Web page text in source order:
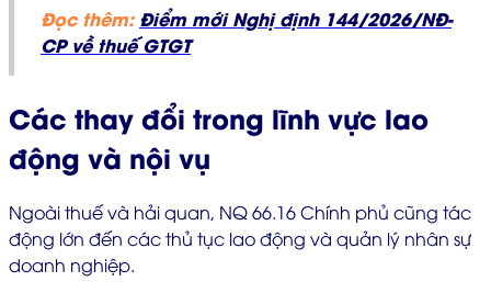
Đọc thêm: Điểm mới Nghị định 144/2026/NĐ-
CP về thuế GTGT
Các thay đổi trong lĩnh vực lao
động và nội vụ
Ngoài thuế và hải quan, NQ 66.16 Chính phủ cũng tác
động lớn đến các thủ tục lao động và quản lý nhân sự
doanh nghiệp.